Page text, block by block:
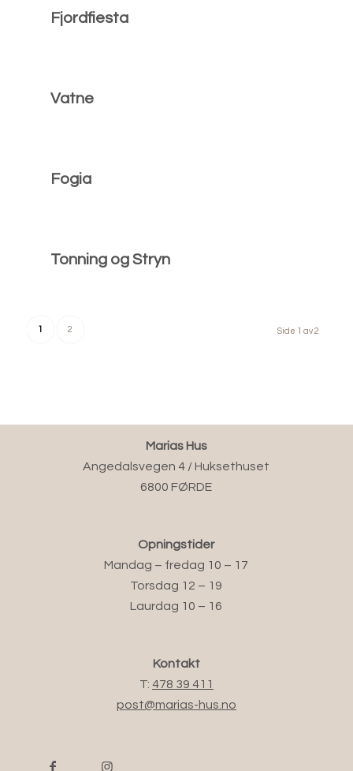
Fjordfiesta
Vatne
Fogia
Tonning og Stryn
Side 1 av 2
1 2
Marias Hus
Angedalsvegen 4 / Huksethuset
6800 FØRDE
Opningstider
Mandag – fredag 10 – 17
Torsdag 12 – 19
Laurdag 10 – 16
Kontakt
T: 478 39 411
post@marias-hus.no